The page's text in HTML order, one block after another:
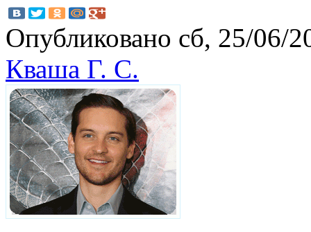
Опубликовано сб, 25/06/
Кваша Г. С.